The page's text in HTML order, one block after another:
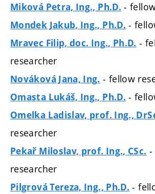
Miková Petra, Ing., Ph.D. -
Mondek Jakub, Ing., Ph.D. -
Mravec Filip, doc. Ing., Ph.D. -
researcher
Nováková Jana, Ing. - fellow
Omasta Lukáš, Ing., Ph.D. -
Omelka Ladislav, prof. Ing.,
researcher
Pekař Miloslav, prof. Ing., CSc. -
researcher
Pilgrová Tereza, Ing., Ph.D. -